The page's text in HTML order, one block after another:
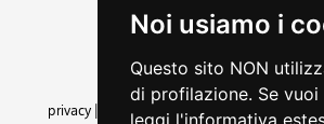
Noi usiamo i
Questo sito NON
di profilazione. Se vuoi
leggi l'informativa
+39 040 3771111
amministrazione
privacy
cookie |note legali accessibilità